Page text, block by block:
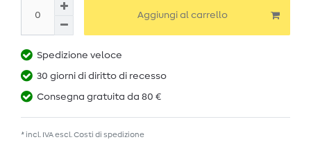
Aggiungi al carrello
Spedizione veloce
30 giorni di diritto di recesso
Consegna gratuita da 80 €
* incl. IVA escl. Costi di spedizione